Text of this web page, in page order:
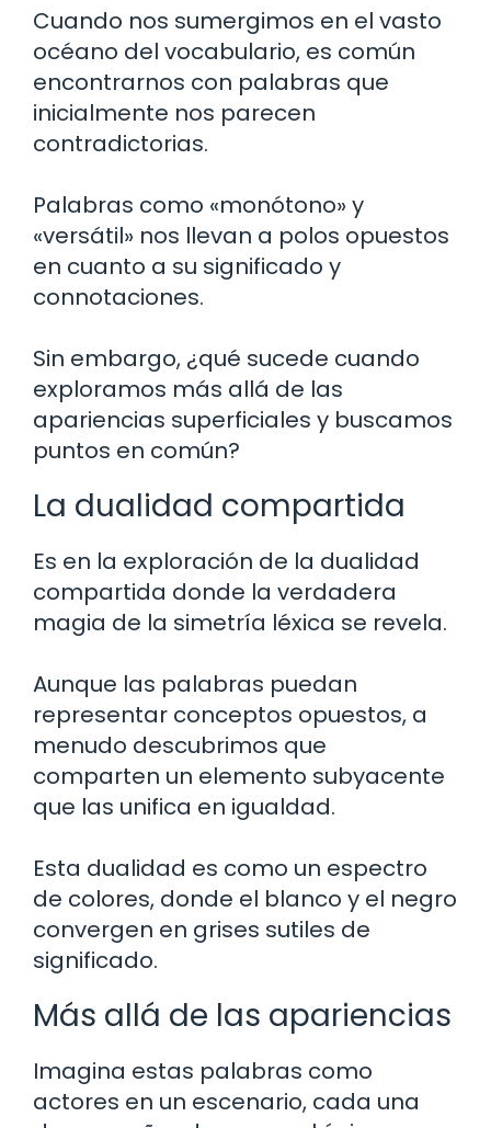
Cuando nos sumergimos en el vasto
océano del vocabulario, es común
encontrarnos con palabras que
inicialmente nos parecen
contradictorias.
Palabras como «monótono» y
«versátil» nos llevan a polos opuestos
en cuanto a su significado y
connotaciones.
Sin embargo, ¿qué sucede cuando
exploramos más allá de las
apariencias superficiales y buscamos
puntos en común?
La dualidad compartida
Es en la exploración de la dualidad
compartida donde la verdadera
magia de la simetría léxica se revela.
Aunque las palabras puedan
representar conceptos opuestos, a
menudo descubrimos que
comparten un elemento subyacente
que las unifica en igualdad.
Esta dualidad es como un espectro
de colores, donde el blanco y el negro
convergen en grises sutiles de
significado.
Más allá de las apariencias
Imagina estas palabras como
actores en un escenario, cada una